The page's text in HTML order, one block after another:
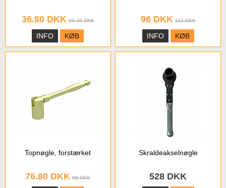
36.80 DKK 43.20 DKK
INFO KØB
96 DKK 112 DKK
INFO KØB
Topnøgle, forstærket
76.80 DKK 88 DKK
Skraldeakselnøgle
528 DKK